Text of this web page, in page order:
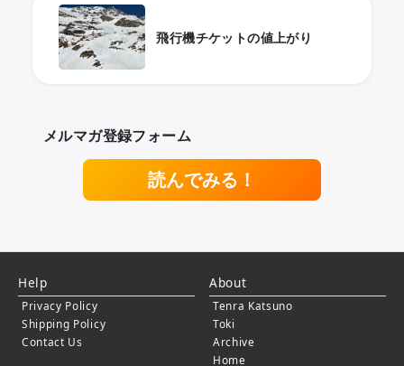
飛行機チケットの値上がり
メルマガ登録フォーム
読んでみる！
Help
Privacy Policy
Shipping Policy
Contact Us
About
Tenra Katsuno
Toki
Archive
Home